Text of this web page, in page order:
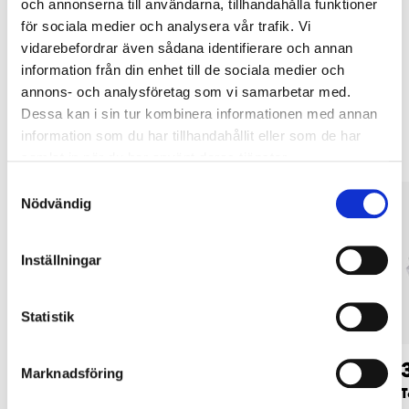
och annonserna till användarna, tillhandahålla funktioner
för sociala medier och analysera vår trafik. Vi
vidarebefordrar även sådana identifierare och annan
information från din enhet till de sociala medier och
annons- och analysföretag som vi samarbetar med.
Dessa kan i sin tur kombinera informationen med annan
information som du har tillhandahållit eller som de har
Nödvändig
Inställningar
Statistik
Marknadsföring
tjänsten och våra villkor.
LÄS MER
Andra kunder köpte också
159:-